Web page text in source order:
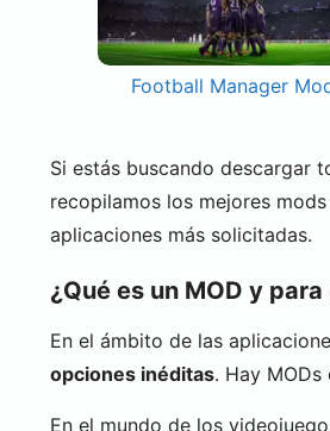
Football Manager
Si estás buscando descargar
recopilamos los mejores
aplicaciones más solicitadas.
¿Qué es un MOD y
En el ámbito de las
opciones inéditas. Hay
En el mundo de los